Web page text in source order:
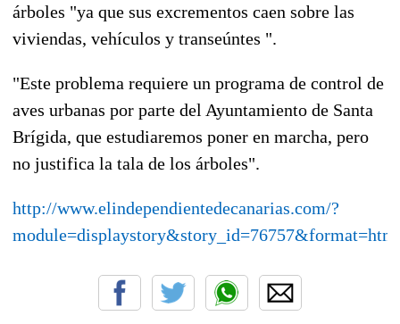
árboles "ya que sus excrementos caen sobre las
viviendas, vehículos y transeúntes ".
"Este problema requiere un programa de control de
aves urbanas por parte del Ayuntamiento de Santa
Brígida, que estudiaremos poner en marcha, pero
no justifica la tala de los árboles".
http://www.elindependientedecanarias.com/?